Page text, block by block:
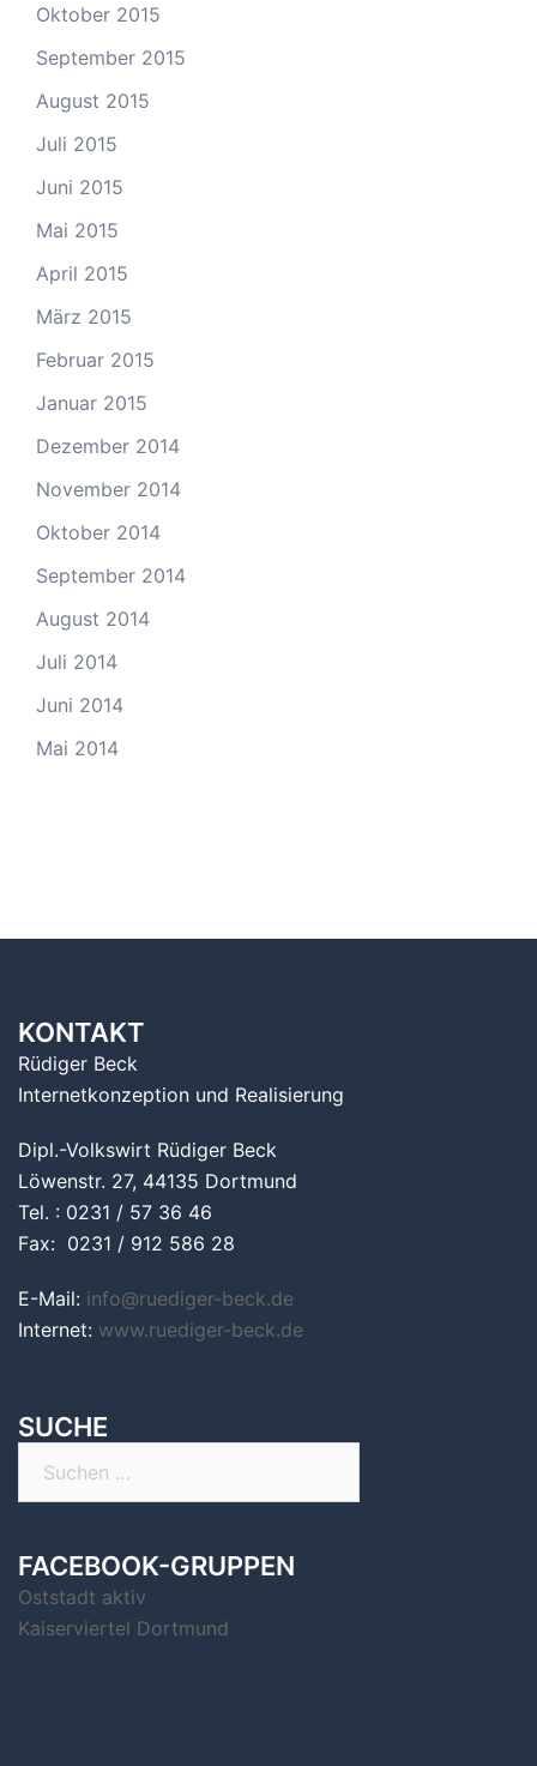
Oktober 2015
September 2015
August 2015
Juli 2015
Juni 2015
Mai 2015
April 2015
März 2015
Februar 2015
Januar 2015
Dezember 2014
November 2014
Oktober 2014
September 2014
August 2014
Juli 2014
Juni 2014
Mai 2014
KONTAKT
Rüdiger Beck
Internetkonzeption und Realisierung
Dipl.-Volkswirt Rüdiger Beck
Löwenstr. 27, 44135 Dortmund
Tel. : 0231 / 57 36 46
Fax: 0231 / 912 586 28
E-Mail: info@ruediger-beck.de
Internet: www.ruediger-beck.de
SUCHE
FACEBOOK-GRUPPEN
Oststadt aktiv
Kaiserviertel Dortmund